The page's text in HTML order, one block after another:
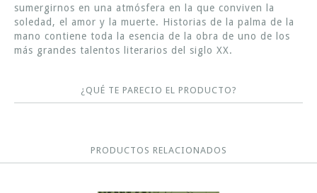
sumergirnos en una atmósfera en la que conviven la
soledad, el amor y la muerte. Historias de la palma de la
mano contiene toda la esencia de la obra de uno de los
más grandes talentos literarios del siglo XX.
¿QUÉ TE PARECIO EL PRODUCTO?
PRODUCTOS RELACIONADOS